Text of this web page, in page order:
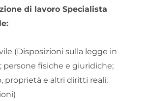
di lavoro Specialista
(Disposizioni sulla legge in
persone fisiche e giuridiche;
proprietà e altri diritti reali;